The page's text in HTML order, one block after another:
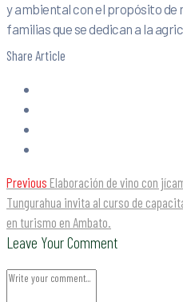
y ambiental con el propósito de
familias que se dedican a la
Share Article
Previous Elaboración de vino con
Tungurahua invita al curso de
en turismo en Ambato.
Leave Your Comment